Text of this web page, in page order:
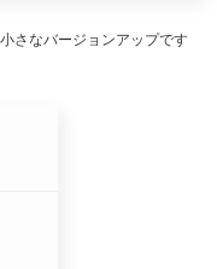
さなバージョンアップです